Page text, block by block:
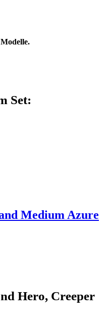
Set:
Medium Azure
Hero, Creeper